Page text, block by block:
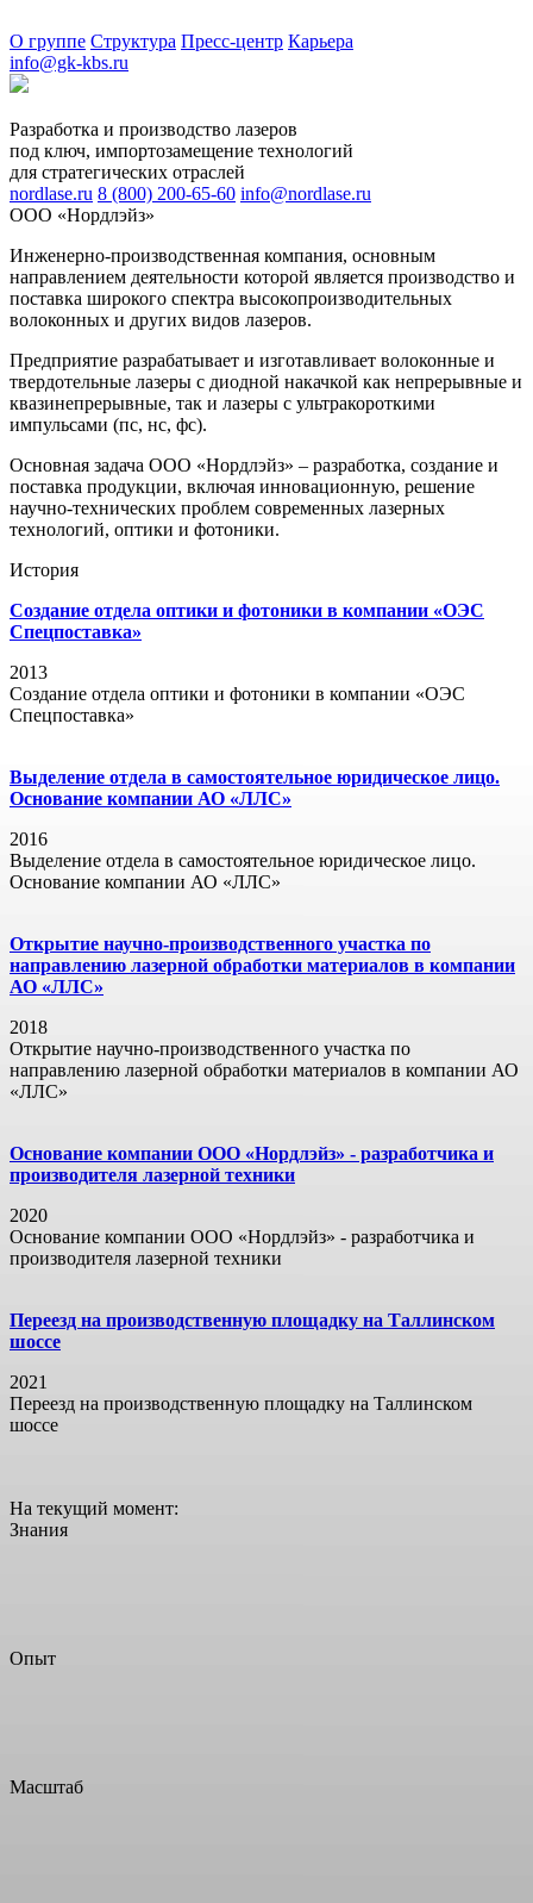
О группе Структура Пресс-центр Карьера
info@gk-kbs.ru
Разработка и производство лазеров
под ключ, импортозамещение технологий
для стратегических отраслей
nordlase.ru 8 (800) 200-65-60 info@nordlase.ru
ООО «Нордлэйз»
Инженерно-производственная компания, основным
направлением деятельности которой является производство и
поставка широкого спектра высокопроизводительных
волоконных и других видов лазеров.
Предприятие разрабатывает и изготавливает волоконные и
твердотельные лазеры с диодной накачкой как непрерывные и
квазинепрерывные, так и лазеры с ультракороткими
импульсами (пс, нс, фс).
Основная задача ООО «Нордлэйз» – разработка, создание и
поставка продукции, включая инновационную, решение
научно-технических проблем современных лазерных
технологий, оптики и фотоники.
История
Создание отдела оптики и фотоники в компании «ОЭС
Спецпоставка»
2013
Создание отдела оптики и фотоники в компании «ОЭС
Спецпоставка»
Выделение отдела в самостоятельное юридическое лицо.
Основание компании АО «ЛЛС»
2016
Выделение отдела в самостоятельное юридическое лицо.
Основание компании АО «ЛЛС»
Открытие научно-производственного участка по
направлению лазерной обработки материалов в компании
АО «ЛЛС»
2018
Открытие научно-производственного участка по
направлению лазерной обработки материалов в компании АО
«ЛЛС»
Основание компании ООО «Нордлэйз» - разработчика и
производителя лазерной техники
2020
Основание компании ООО «Нордлэйз» - разработчика и
производителя лазерной техники
Переезд на производственную площадку на Таллинском
шоссе
2021
Переезд на производственную площадку на Таллинском
шоссе
На текущий момент:
Знания
Опыт
Масштаб